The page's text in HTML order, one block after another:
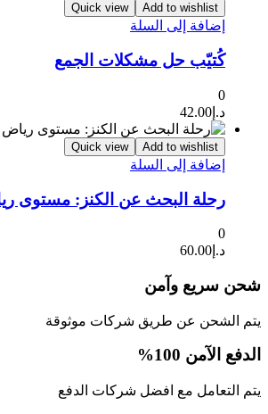
Add to wishlist
Quick view
إضافة إلى السلة
كُتيّب حل مشكلات الجمع
0
د.إ 42.00
Add to wishlist
Quick view
إضافة إلى السلة
رحلة البحث عن الكنز: مستوى
0
د.إ 60.00
شحن سريع وآمن
يتم الشحن عن طريق شركات موثوقة
الدفع الآمن 100%
يتم التعامل مع افضل شركات الدفع